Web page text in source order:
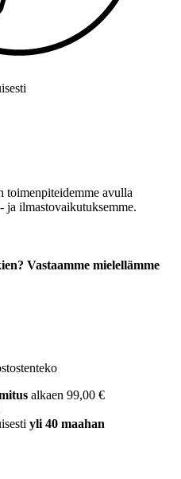
toimenpiteidemme avulla
ja ilmastovaikutuksemme.
Vastaamme mielellämme
alkaen 99,00 €
yli 40 maahan